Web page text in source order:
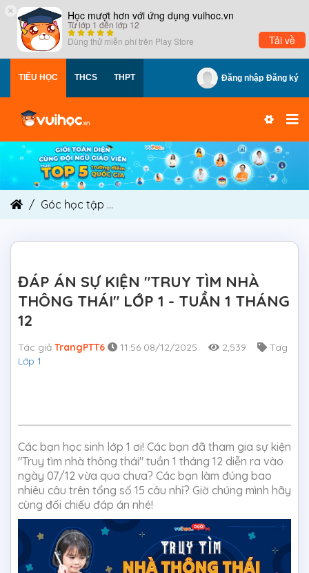
× Học mượt hơn với ứng dụng vuihoc.vn
Từ lớp 1 đến lớp 12
Dùng thử miễn phí trên Play Store Tải về
TIỂU HỌC THCS THPT Đăng nhập Đăng ký
Góc học tập
ĐÁP ÁN SỰ KIỆN "TRUY TÌM NHÀ
THÔNG THÁI" LỚP 1 - TUẦN 1 THÁNG
12
Tác giả TrangPTT6 11:56 08/12/2025 2,539
Tag
Lớp 1
Các bạn học sinh lớp 1 ơi! Các bạn đã tham gia sự kiện
"Truy tìm nhà thông thái" tuần 1 tháng 12 diễn ra vào
ngày 07/12 vừa qua chưa? Các bạn làm đúng bao
nhiêu câu trên tổng số 15 câu nhỉ? Giờ chúng mình hãy
cùng đối chiếu đáp án nhé!